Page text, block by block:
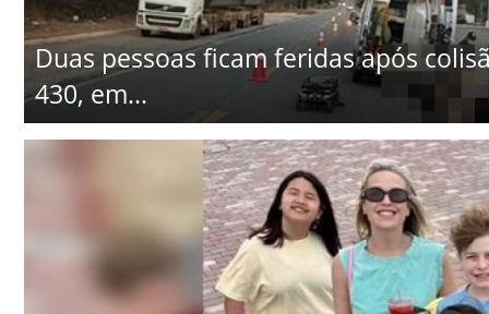
Duas pessoas ficam feridas após
430, em...